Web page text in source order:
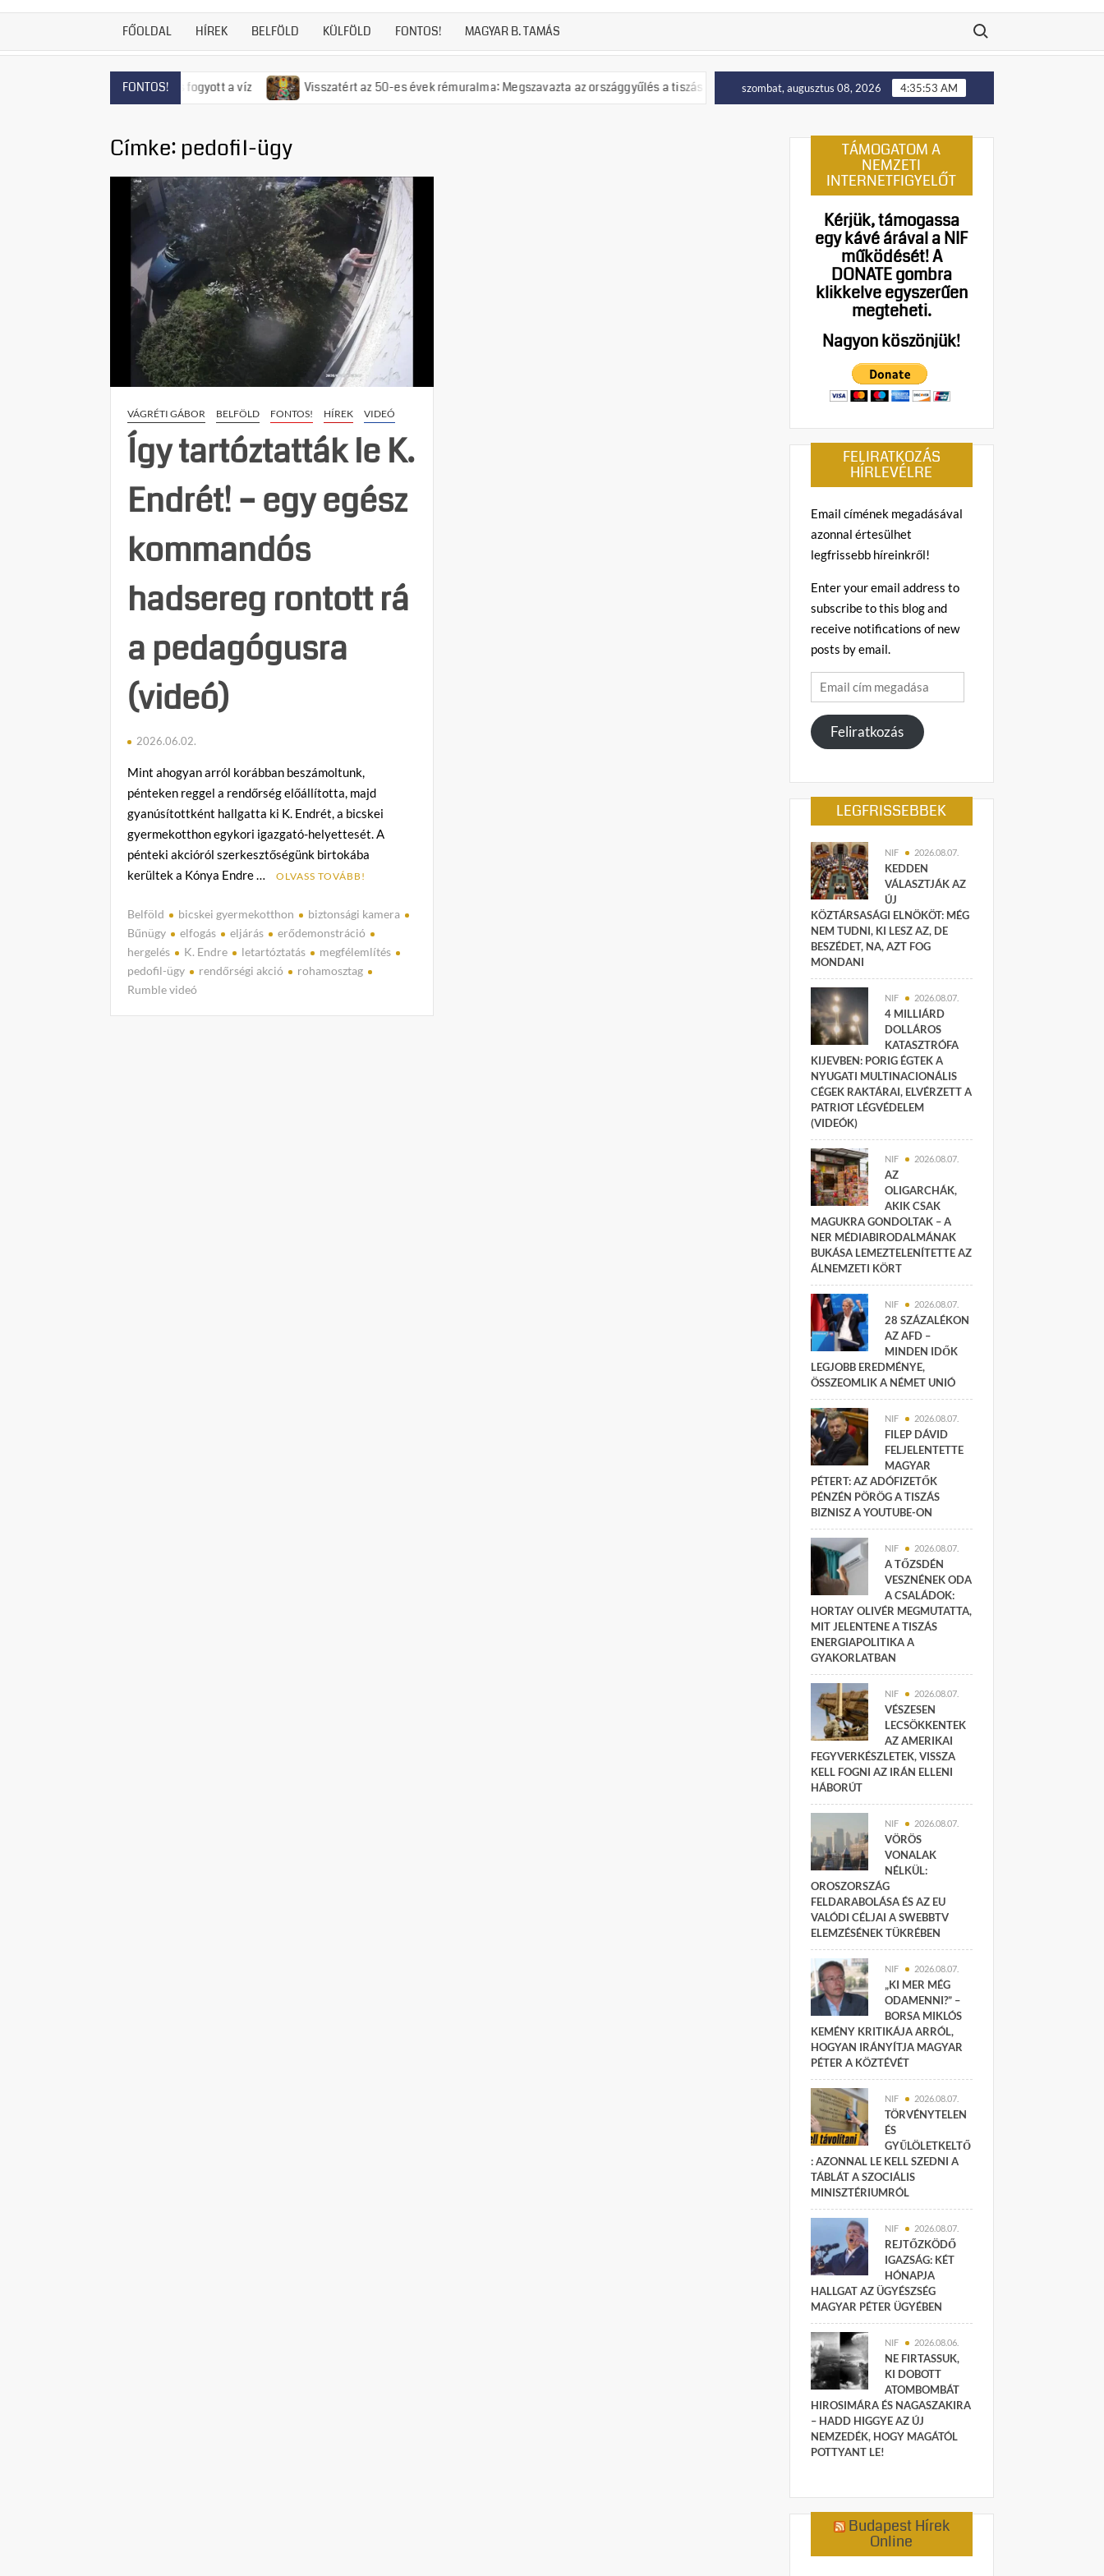
FŐOLDAL HÍREK BELFÖLD KÜLFÖLD FONTOS! MAGYAR B. TAMÁS
Search for:
FONTOS!
már el is fogyott a víz Visszatért az 50-es évek rémuralma: Megszavazta az országgyűlés a tiszás ÁVH felállítását! Putyin: Ukrajna nyugati területei előbb-utóbb
szombat, augusztus 08, 2026 4:35:54 AM
Címke: pedofil-ügy
VÁGRÉTI GÁBOR BELFÖLD FONTOS! HÍREK VIDEÓ
Így tartóztatták le K.
Endrét! – egy egész
kommandós
hadsereg rontott rá
a pedagógusra
(videó)
2026.06.02.
Mint ahogyan arról korábban beszámoltunk,
pénteken reggel a rendőrség előállította, majd
gyanúsítottként hallgatta ki K. Endrét, a bicskei
gyermekotthon egykori igazgató-helyettesét. A
pénteki akcióról szerkesztőségünk birtokába
kerültek a Kónya Endre …
OLVASS TOVÁBB!
Belföld bicskei gyermekotthon
biztonsági kamera
Bűnügy
elfogás eljárás
erődemonstráció
hergelés
K. Endre letartóztatás
megfélemlítés
pedofil-ügy
rendőrségi akció
rohamosztag
Rumble videó
TÁMOGATOM A
NEMZETI
INTERNETFIGYELŐT
Kérjük, támogassa
egy kávé árával a NIF
működését!A
DONATE gombra
klikkelve egyszerűen
megteheti.
Nagyon köszönjük!
FELIRATKOZÁS
HÍRLEVÉLRE
Email címének megadásával
azonnal értesülhet
legfrissebb híreinkről!
Enter your email address to
subscribe to this blog and
receive notifications of new
posts by email.
Email
cím
megadása
Feliratkozás
LEGFRISSEBBEK
NIF 2026.08.07.
KEDDEN
VÁLASZTJÁK AZ
ÚJ
KÖZTÁRSASÁGI ELNÖKÖT: MÉG
NEM TUDNI, KI LESZ AZ, DE
BESZÉDET, NA, AZT FOG
MONDANI
NIF 2026.08.07.
4 MILLIÁRD
DOLLÁROS
KATASZTRÓFA
KIJEVBEN: PORIG ÉGTEK A
NYUGATI MULTINACIONÁLIS
CÉGEK RAKTÁRAI, ELVÉRZETT A
PATRIOT LÉGVÉDELEM
(VIDEÓK)
NIF 2026.08.07.
AZ
OLIGARCHÁK,
AKIK CSAK
MAGUKRA GONDOLTAK – A
NER MÉDIABIRODALMÁNAK
BUKÁSA LEMEZTELENÍTETTE AZ
ÁLNEMZETI KÖRT
NIF 2026.08.07.
28 SZÁZALÉKON
AZ AFD –
MINDEN IDŐK
LEGJOBB EREDMÉNYE,
ÖSSZEOMLIK A NÉMET UNIÓ
NIF 2026.08.07.
FILEP DÁVID
FELJELENTETTE
MAGYAR
PÉTERT: AZ ADÓFIZETŐK
PÉNZÉN PÖRÖG A TISZÁS
BIZNISZ A YOUTUBE-ON
NIF 2026.08.07.
A TŐZSDÉN
VESZNÉNEK ODA
A CSALÁDOK:
HORTAY OLIVÉR MEGMUTATTA,
MIT JELENTENE A TISZÁS
ENERGIAPOLITIKA A
GYAKORLATBAN
NIF 2026.08.07.
VÉSZESEN
LECSÖKKENTEK
AZ AMERIKAI
FEGYVERKÉSZLETEK, VISSZA
KELL FOGNI AZ IRÁN ELLENI
HÁBORÚT
NIF 2026.08.07.
VÖRÖS
VONALAK
NÉLKÜL:
OROSZORSZÁG
FELDARABOLÁSA ÉS AZ EU
VALÓDI CÉLJAI A SWEBBTV
ELEMZÉSÉNEK TÜKRÉBEN
NIF 2026.08.07.
„KI MER MÉG
ODAMENNI?” –
BORSA MIKLÓS
KEMÉNY KRITIKÁJA ARRÓL,
HOGYAN IRÁNYÍTJA MAGYAR
PÉTER A KÖZTÉVÉT
NIF 2026.08.07.
TÖRVÉNYTELEN
ÉS
GYŰLÖLETKELTŐ
: AZONNAL LE KELL SZEDNI A
TÁBLÁT A SZOCIÁLIS
MINISZTÉRIUMRÓL
NIF 2026.08.07.
REJTŐZKÖDŐ
IGAZSÁG: KÉT
HÓNAPJA
HALLGAT AZ ÜGYÉSZSÉG
MAGYAR PÉTER ÜGYÉBEN
NIF 2026.08.06.
NE FIRTASSUK,
KI DOBOTT
ATOMBOMBÁT
HIROSIMÁRA ÉS NAGASZAKIRA
– HADD HIGGYE AZ ÚJ
NEMZEDÉK, HOGY MAGÁTÓL
POTTYANT LE!
Budapest Hírek
Online